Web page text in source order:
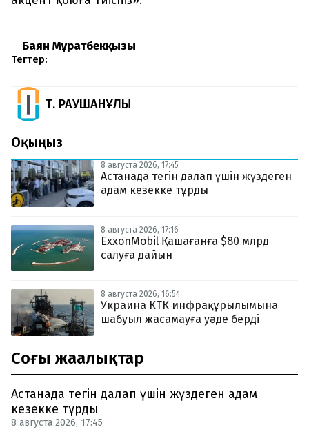
Баян Мұратбекқызы
Тегтер:
Т. РАУШАНҰЛЫ
Оқыңыз
8 августа 2026, 17:45
Астанада тегін далап үшін жүздеген
адам кезекке тұрды
8 августа 2026, 17:16
ExxonMobil Қашағанға $80 млрд
салуға дайын
8 августа 2026, 16:54
Украина КТК инфрақұрылымына
шабуыл жасамауға уәде берді
Соңғы жаңалықтар
Астанада тегін далап үшін жүздеген адам
кезекке тұрды
8 августа 2026, 17:45